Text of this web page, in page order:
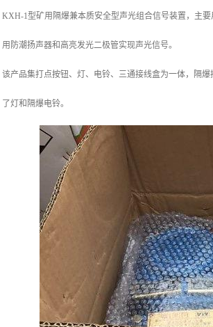
KXH-1型矿用隔爆兼本质安全型声光组合信号装置，主
用防潮扬声器和高亮发光二极管实现声光信号。
该产品集打点按钮、灯、电铃、三通接线盒为一体，隔
了灯和隔爆电铃。